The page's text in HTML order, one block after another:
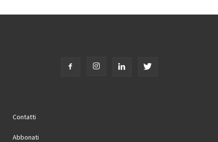
Contatti
Abbonati